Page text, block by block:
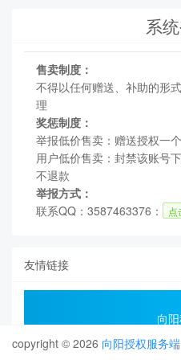
copyright © 2026 向阳授权服务端